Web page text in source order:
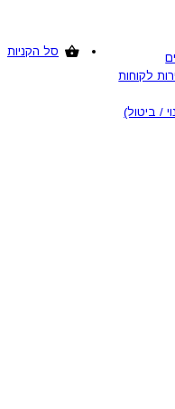
סל הקניות
לקוחות
/ ביטול)